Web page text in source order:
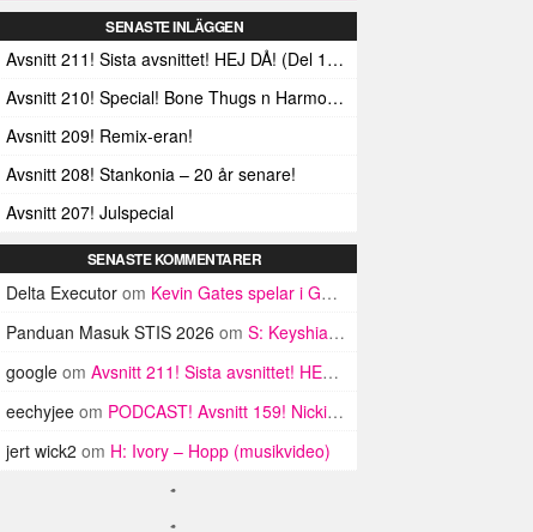
SENASTE INLÄGGEN
Avsnitt 211! Sista avsnittet! HEJ DÅ! (Del 1 och 2)
Avsnitt 210! Special! Bone Thugs n Harmonys album E.1999 Eternal
Avsnitt 209! Remix-eran!
Avsnitt 208! Stankonia – 20 år senare!
Avsnitt 207! Julspecial
SENASTE KOMMENTARER
Delta Executor om Kevin Gates spelar i GBG på onsdag
Panduan Masuk STIS 2026 om S: Keyshia Cole, K. Michelle och ratchetifieringen av rnb
google om Avsnitt 211! Sista avsnittet! HEJ DÅ! (Del 1 och 2)
eechyjee om PODCAST! Avsnitt 159! Nicki Minaj-specialen!
jert wick2 om H: Ivory – Hopp (musikvideo)